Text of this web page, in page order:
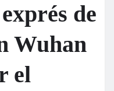
de
Wuhan
el